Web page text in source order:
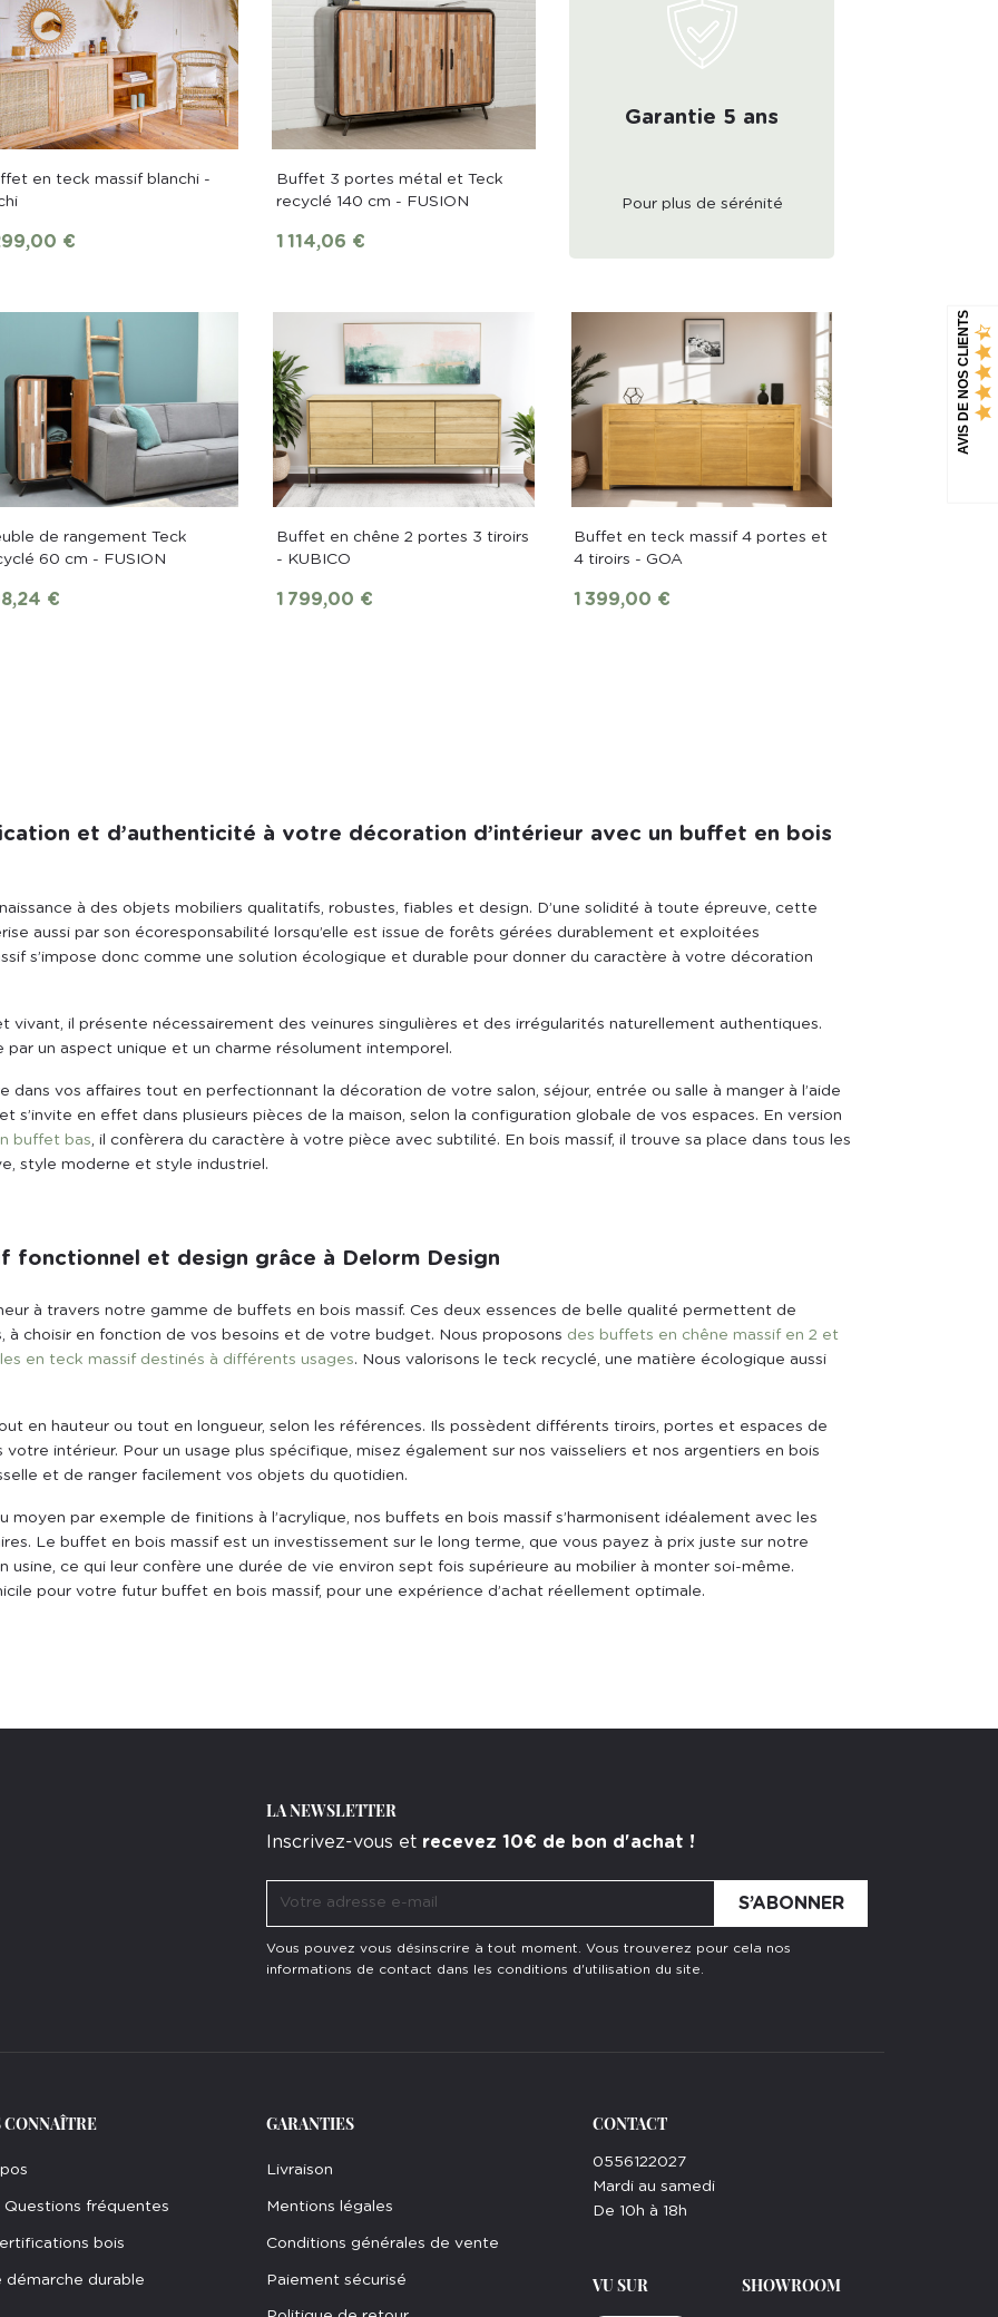
en teck massif blanchi -
€
Buffet 3 portes métal et Teck
recyclé 140 cm - FUSION
Prix
1 114,06 €
Garantie 5 ans
Pour plus de sérénité
de rangement Teck
60 cm - FUSION
€
Buffet en chêne 2 portes 3 tiroirs
- KUBICO
Prix
1 799,00 €
Buffet en teck massif 4 portes et
4 tiroirs - GOA
Prix
1 399,00 €
et d’authenticité à votre décoration d’intérieur avec un buffet en bois
à des objets mobiliers qualitatifs, robustes, fiables et design. D’une solidité à toute épreuve, cette
aussi par son écoresponsabilité lorsqu’elle est issue de forêts gérées durablement et exploitées
s’impose donc comme une solution écologique et durable pour donner du caractère à votre décoration
vivant, il présente nécessairement des veinures singulières et des irrégularités naturellement authentiques.
un aspect unique et un charme résolument intemporel.
dans vos affaires tout en perfectionnant la décoration de votre salon, séjour, entrée ou salle à manger à l’aide
s’invite en effet dans plusieurs pièces de la maison, selon la configuration globale de vos espaces. En version
buffet bas , il confèrera du caractère à votre pièce avec subtilité. En bois massif, il trouve sa place dans tous les
style moderne et style industriel.
fonctionnel et design grâce à Delorm Design
à travers notre gamme de buffets en bois massif. Ces deux essences de belle qualité permettent de
à choisir en fonction de vos besoins et de votre budget. Nous proposons des buffets en chêne massif en 2 et
en teck massif destinés à différents usages. Nous valorisons le teck recyclé, une matière écologique aussi
en hauteur ou tout en longueur, selon les références. Ils possèdent différents tiroirs, portes et espaces de
intérieur. Pour un usage plus spécifique, misez également sur nos vaisseliers et nos argentiers en bois
et de ranger facilement vos objets du quotidien.
moyen par exemple de finitions à l’acrylique, nos buffets en bois massif s’harmonisent idéalement avec les
Le buffet en bois massif est un investissement sur le long terme, que vous payez à prix juste sur notre
usine, ce qui leur confère une durée de vie environ sept fois supérieure au mobilier à monter soi-même.
pour votre futur buffet en bois massif, pour une expérience d’achat réellement optimale.
LA NEWSLETTER
Inscrivez-vous et recevez 10€ de bon d'achat !
Vous pouvez vous désinscrire à tout moment. Vous trouverez pour cela nos
informations de contact dans les conditions d'utilisation du site.
CONNAÎTRE
Questions fréquentes
bois
démarche durable
GARANTIES
Livraison
Mentions légales
Conditions générales de vente
Paiement sécurisé
CONTACT
0556122027
Mardi au samedi
De 10h à 18h
VU SUR SHOWROOM
AVIS DE NOS CLIENTS